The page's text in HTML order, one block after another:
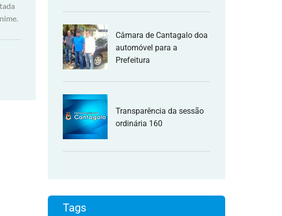
Câmara de Cantagalo doa
automóvel para a
Prefeitura
Transparência da sessão
ordinária 160
Tags